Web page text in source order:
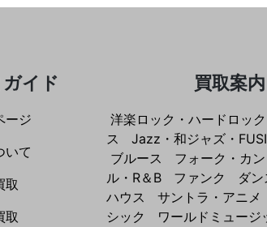
イド
ージ
いて
取
取
買取案内
洋楽ロック・ハードロック
ス
Jazz・和ジャズ・
ブルース
フォーク・カ
ル・R＆B
ファンク
ダン
ハウス
サントラ・アニメ
シック
ワールドミュージ